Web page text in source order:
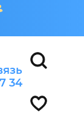
34